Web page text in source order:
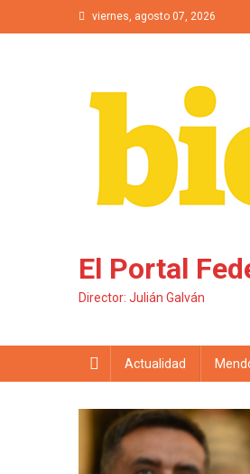
Saltar al contenidoviernes, agosto 07, 2026
El Portal
Director: Julián Galván
Actualidad